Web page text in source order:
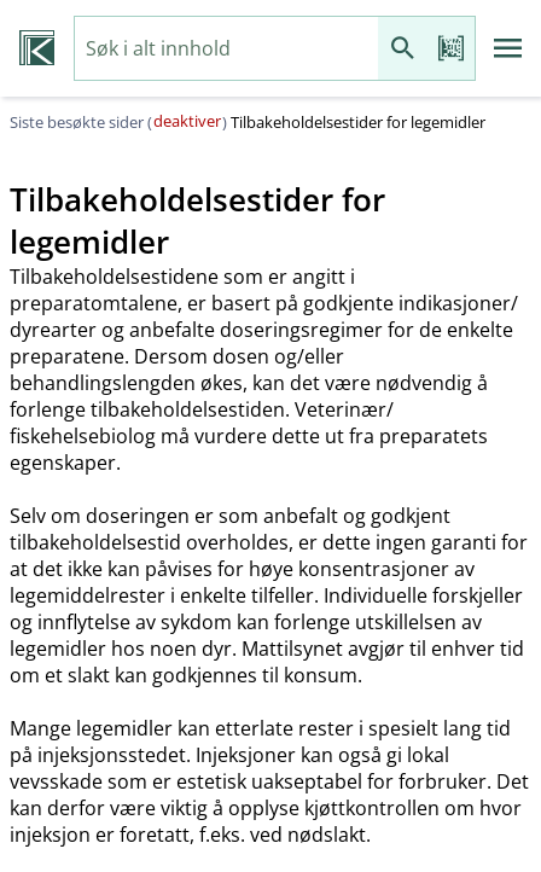
Siste besøkte sider (deaktiver)Tilbakeholdelsestider for legemidler
Tilbakeholdelsestider for
legemidler
Tilbakeholdelsestidene som er angitt i
preparatomtalene, er basert på godkjente indikasjoner​/​
dyrearter og anbefalte doseringsregimer for de enkelte
preparatene. Dersom dosen og​/​eller
behandlingslengden økes, kan det være nødvendig å
forlenge tilbakeholdelsestiden. Veterinær​/​
fiskehelsebiolog må vurdere dette ut fra preparatets
egenskaper.
Selv om doseringen er som anbefalt og godkjent
tilbakeholdelsestid overholdes, er dette ingen garanti for
at det ikke kan påvises for høye konsentrasjoner av
legemiddelrester i enkelte tilfeller. Individuelle forskjeller
og innflytelse av sykdom kan forlenge utskillelsen av
legemidler hos noen dyr. Mattilsynet avgjør til enhver tid
om et slakt kan godkjennes til konsum.
Mange legemidler kan etterlate rester i spesielt lang tid
på injeksjonsstedet. Injeksjoner kan også gi lokal
vevsskade som er estetisk uakseptabel for forbruker. Det
kan derfor være viktig å opplyse kjøttkontrollen om hvor
injeksjon er foretatt, f.eks. ved nødslakt.